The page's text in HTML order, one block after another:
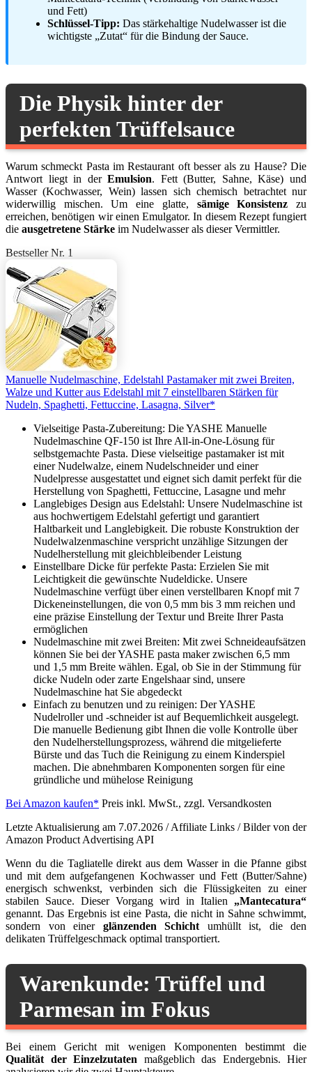
und Fett)
Schlüssel-Tipp: Das stärkehaltige Nudelwasser ist die
wichtigste „Zutat“ für die Bindung der Sauce.
Die Physik hinter der
perfekten Trüffelsauce
Warum schmeckt Pasta im Restaurant oft besser als zu Hause? Die
Antwort liegt in derEmulsion. Fett (Butter, Sahne, Käse) und
Wasser (Kochwasser, Wein) lassen sich chemisch betrachtet nur
widerwillig mischen. Um eine glatte, sämige Konsistenz zu
erreichen, benötigen wir einen Emulgator. In diesem Rezept fungiert
die ausgetretene Stärke im Nudelwasser als dieser Vermittler.
Bestseller Nr. 1
Manuelle Nudelmaschine, Edelstahl Pastamaker mit zwei Breiten,
Walze und Kutter aus Edelstahl mit 7 einstellbaren Stärken für
Nudeln, Spaghetti, Fettuccine, Lasagna, Silver*
Vielseitige Pasta-Zubereitung: Die YASHE Manuelle
Nudelmaschine QF-150 ist Ihre All-in-One-Lösung für
selbstgemachte Pasta. Diese vielseitige pastamaker ist mit
einer Nudelwalze, einem Nudelschneider und einer
Nudelpresse ausgestattet und eignet sich damit perfekt für die
Herstellung von Spaghetti, Fettuccine, Lasagne und mehr
Langlebiges Design aus Edelstahl: Unsere Nudelmaschine ist
aus hochwertigem Edelstahl gefertigt und garantiert
Haltbarkeit und Langlebigkeit. Die robuste Konstruktion der
Nudelwalzenmaschine verspricht unzählige Sitzungen der
Nudelherstellung mit gleichbleibender Leistung
Einstellbare Dicke für perfekte Pasta: Erzielen Sie mit
Leichtigkeit die gewünschte Nudeldicke. Unsere
Nudelmaschine verfügt über einen verstellbaren Knopf mit 7
Dickeneinstellungen, die von 0,5 mm bis 3 mm reichen und
eine präzise Einstellung der Textur und Breite Ihrer Pasta
ermöglichen
Nudelmaschine mit zwei Breiten: Mit zwei Schneideaufsätzen
können Sie bei der YASHE pasta maker zwischen 6,5 mm
und 1,5 mm Breite wählen. Egal, ob Sie in der Stimmung für
dicke Nudeln oder zarte Engelshaar sind, unsere
Nudelmaschine hat Sie abgedeckt
Einfach zu benutzen und zu reinigen: Der YASHE
Nudelroller und -schneider ist auf Bequemlichkeit ausgelegt.
Die manuelle Bedienung gibt Ihnen die volle Kontrolle über
den Nudelherstellungsprozess, während die mitgelieferte
Bürste und das Tuch die Reinigung zu einem Kinderspiel
machen. Die abnehmbaren Komponenten sorgen für eine
gründliche und mühelose Reinigung
Bei Amazon kaufen* Preis inkl. MwSt., zzgl. Versandkosten
Letzte Aktualisierung am 7.07.2026 / Affiliate Links / Bilder von der
Amazon Product Advertising API
Wenn du die Tagliatelle direkt aus dem Wasser in die Pfanne gibst
und mit dem aufgefangenen Kochwasser und Fett (Butter/Sahne)
energisch schwenkst, verbinden sich die Flüssigkeiten zu einer
stabilen Sauce. Dieser Vorgang wird in Italien „Mantecatura“
genannt. Das Ergebnis ist eine Pasta, die nicht in Sahne schwimmt,
sondern von einer glänzenden Schicht umhüllt ist, die den
delikaten Trüffelgeschmack optimal transportiert.
Warenkunde: Trüffel und
Parmesan im Fokus
Bei einem Gericht mit wenigen Komponenten bestimmt die
Qualität der Einzelzutaten maßgeblich das Endergebnis. Hier